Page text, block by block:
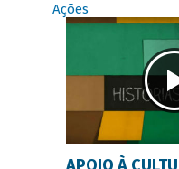
Ações